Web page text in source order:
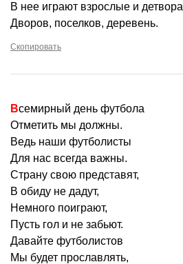
В нее играют взрослые и детвора
Дворов, поселков, деревень.
Скопировать
Всемирный день футбола
Отметить мы должны.
Ведь наши футболисты
Для нас всегда важны.
Страну свою представят,
В обиду не дадут,
Немного поиграют,
Пусть гол и не забьют.
Давайте футболистов
Мы будет прославлять,